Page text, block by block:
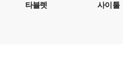
타블렛 사이툴